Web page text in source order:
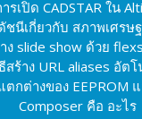
รเปิด CADSTAR ใน
ชนีเกี่ยวกับ สภาพเศรษ
ง slide show ด้วย
สร้าง URL aliases อัต
ตกต่างของ EEPROM
Composer คือ อะไร